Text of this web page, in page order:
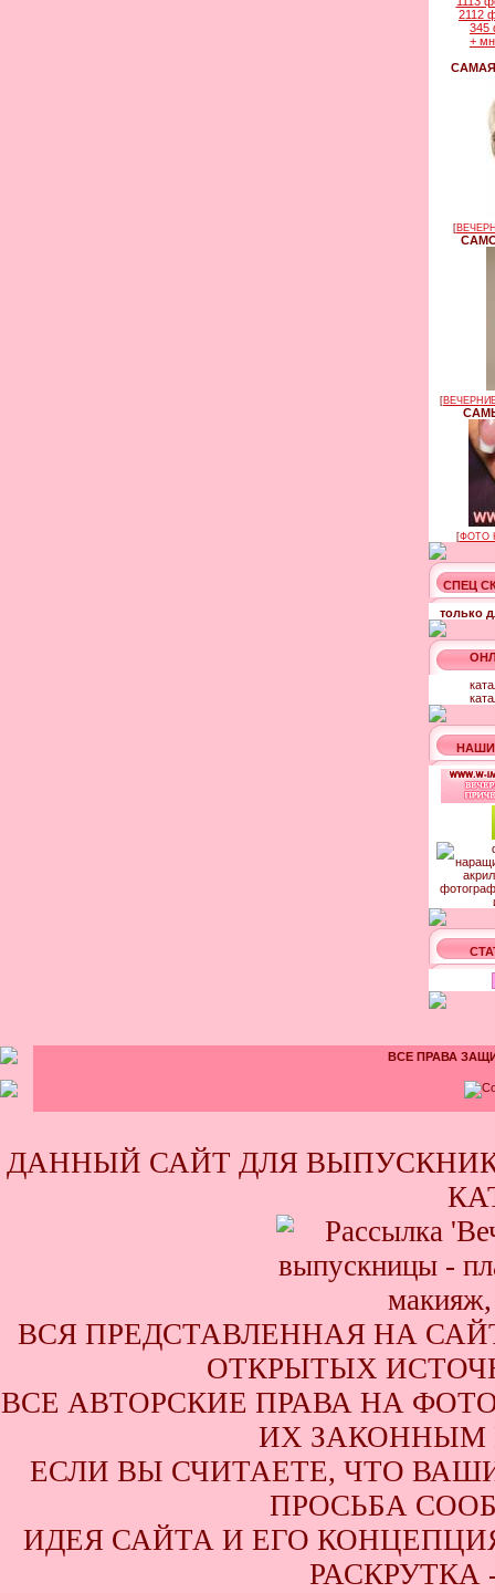
2112
345
+
[
[
[ФОТО
СПЕЦ
только
ВСЕ ПРАВА
ДАННЫЙ САЙТ ДЛЯ
ВСЯ ПРЕДСТАВЛЕННАЯ НА
ОТКРЫТЫХ
ВСЕ АВТОРСКИЕ ПРАВА НА
ИХ ЗАКОННЫМ
ЕСЛИ ВЫ СЧИТАЕТЕ, ЧТО
ПРОСЬБА
ИДЕЯ САЙТА И ЕГО КОНЦЕПЦИЯ
РАСКРУТКА -